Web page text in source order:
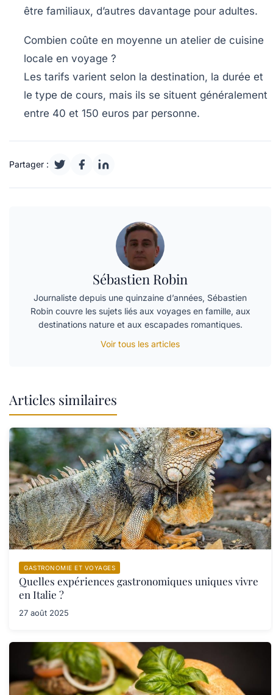
être familiaux, d’autres davantage pour adultes.
Combien coûte en moyenne un atelier de cuisine
locale en voyage ?
Les tarifs varient selon la destination, la durée et
le type de cours, mais ils se situent généralement
entre 40 et 150 euros par personne.
Partager :
Sébastien Robin
Journaliste depuis une quinzaine d’années, Sébastien
Robin couvre les sujets liés aux voyages en famille, aux
destinations nature et aux escapades romantiques.
Voir tous les articles
Articles similaires
GASTRONOMIE ET VOYAGES
Quelles expériences gastronomiques uniques vivre
en Italie ?
27 août 2025